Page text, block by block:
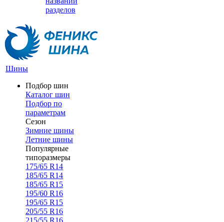
разделов
Шины
Подбор шин
Каталог шин
Подбор по
параметрам
Сезон
Зимние шины
Летние шины
Популярные
типоразмеры
175/65 R14
185/65 R14
185/65 R15
195/60 R16
195/65 R15
205/55 R16
215/55 R16